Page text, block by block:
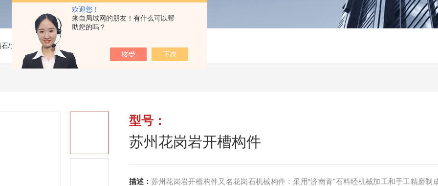
欢迎您！
来自局域网的朋友！有什么可以帮
助您的吗？
/大理石开槽构件
型号：
苏州花岗岩开槽构件
描述： 苏州花岗岩开槽构件又名花岗石机械构件：采用“济南青"石料经机械加工和手工精磨制